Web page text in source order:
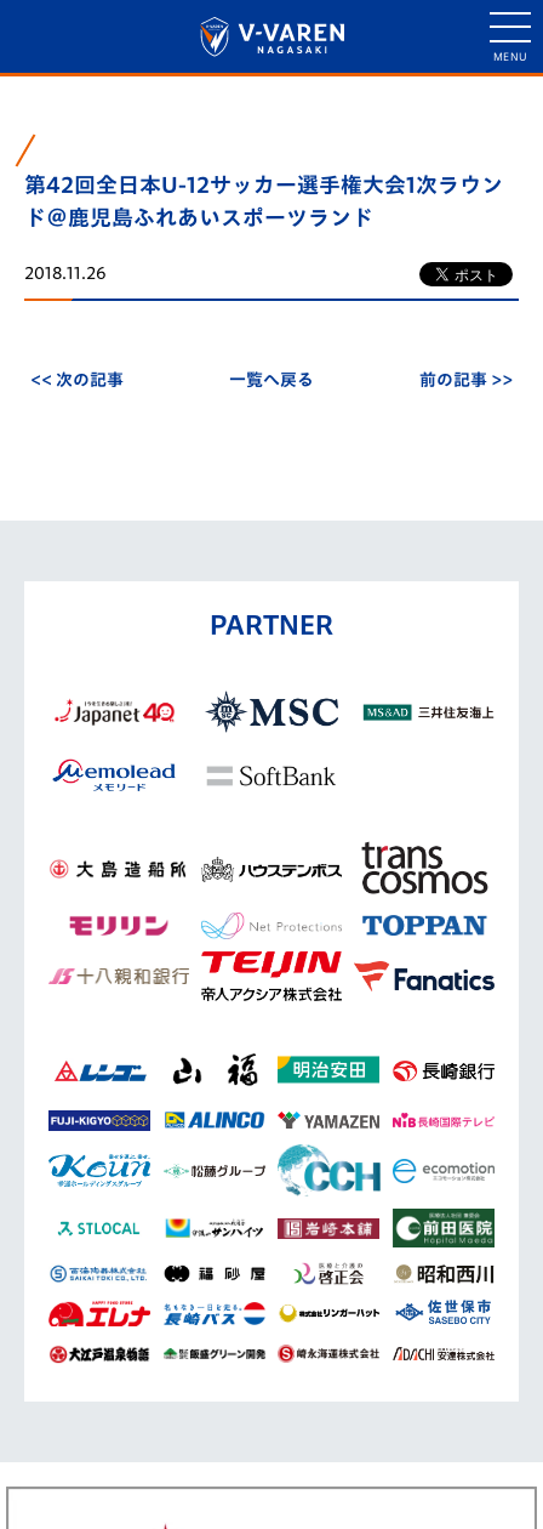
第42回全日本U-12サッカー選手権大会1次ラウン
ド＠鹿児島ふれあいスポーツランド
2018.11.26
<< 次の記事 一覧へ戻る 前の記事 >>
PARTNER